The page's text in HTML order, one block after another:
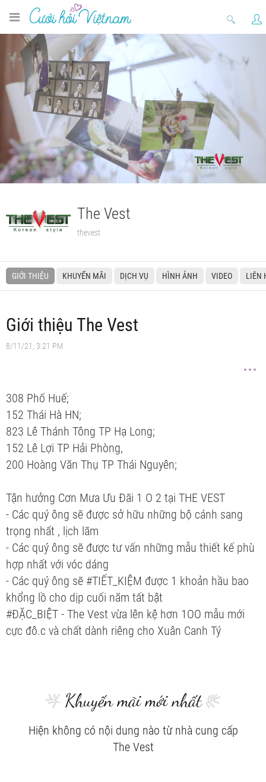
The Vest
thevest
GIỚI THIỆU KHUYẾN MÃI DỊCH VỤ HÌNH ẢNH VIDEO LIÊN
Giới thiệu The Vest
8/11/21, 3:21 PM
308 Phố Huế;
152 Thái Hà HN;
823 Lê Thánh Tông TP Hạ Long;
152 Lê Lợi TP Hải Phòng,
200 Hoàng Văn Thụ TP Thái Nguyên;
Tận hưởng Cơn Mưa Ưu Đãi 1 O 2 tại THE VEST
- Các quý ông sẽ được sở hữu những bộ cánh sang
trọng nhất , lịch lãm
- Các quý ông sẽ được tư vấn những mẫu thiết kế phù
hợp nhất với vóc dáng
- Các quý ông sẽ #TIẾT_KIỆM được 1 khoản hầu bao
khổng lồ cho dịp cuối năm tất bật
#ĐẶC_BIỆT - The Vest vừa lên kệ hơn 1OO mẫu mới
cực đô.c và chất dành riêng cho Xuân Canh Tý
Khuyến mãi mới nhất
Hiện không có nội dung nào từ nhà cung cấp
The Vest